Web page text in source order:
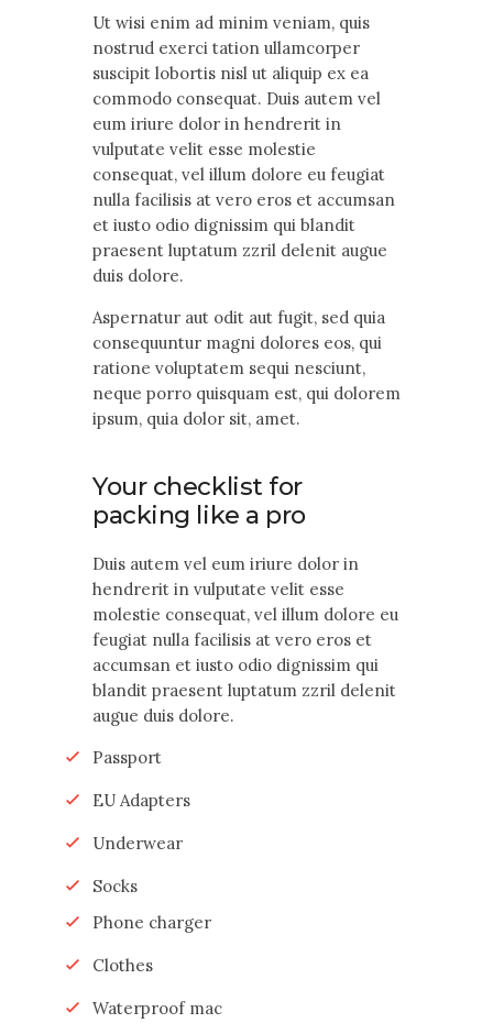
Ut wisi enim ad minim veniam, quis
nostrud exerci tation ullamcorper
suscipit lobortis nisl ut aliquip ex ea
commodo consequat. Duis autem vel
eum iriure dolor in hendrerit in
vulputate velit esse molestie
consequat, vel illum dolore eu feugiat
nulla facilisis at vero eros et accumsan
et iusto odio dignissim qui blandit
praesent luptatum zzril delenit augue
duis dolore.
Aspernatur aut odit aut fugit, sed quia
consequuntur magni dolores eos, qui
ratione voluptatem sequi nesciunt,
neque porro quisquam est, qui dolorem
ipsum, quia dolor sit, amet.
Your checklist for
packing like a pro
Duis autem vel eum iriure dolor in
hendrerit in vulputate velit esse
molestie consequat, vel illum dolore eu
feugiat nulla facilisis at vero eros et
accumsan et iusto odio dignissim qui
blandit praesent luptatum zzril delenit
augue duis dolore.
Passport
EU Adapters
Underwear
Socks
Phone charger
Clothes
Waterproof mac